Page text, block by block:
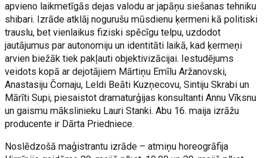
apvieno laikmetīgās dejas valodu ar japāņu siešanas tehniku
shibari. Izrāde atklāj nogurušu mūsdienu ķermeni kā politiski
trauslu, bet vienlaikus fiziski spēcīgu telpu, uzdodot
jautājumus par autonomiju un identitāti laikā, kad ķermeņi
arvien biežāk tiek pakļauti objektivizācijai. Iestudējums
veidots kopā ar dejotājiem Mārtiņu Emīlu Aržanovski,
Anastasiju Čornaju, Leldi Beāti Kuzņecovu, Sintiju Skrabi un
Mārīti Supi, piesaistot dramaturģijas konsultanti Annu Vīksnu
un gaismu mākslinieku Lauri Stanki. Abu 16. maija izrāžu
producente ir Dārta Priedniece.
Noslēdzošā maģistrantu izrāde – atmiņu horeogrāfija